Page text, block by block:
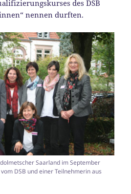
des DSB
nennen durften.
Saarland im September
DSB und einer Teilnehmerin aus